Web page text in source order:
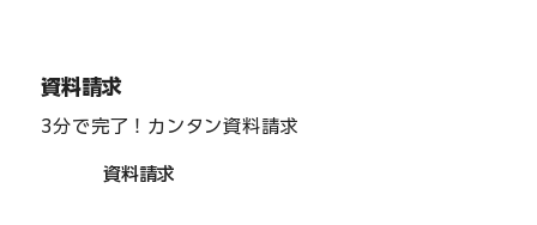
資料請求
3分で完了！カンタン資料請求
資料請求